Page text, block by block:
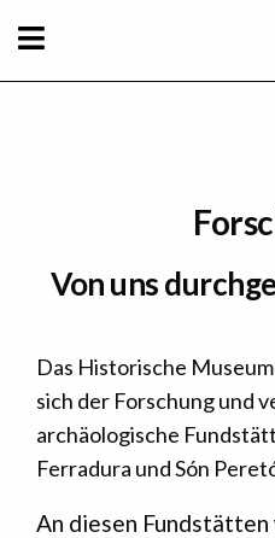
Von uns
Das Historische
sich der Forschung und
archäologische
Ferradura und Són
An diesen